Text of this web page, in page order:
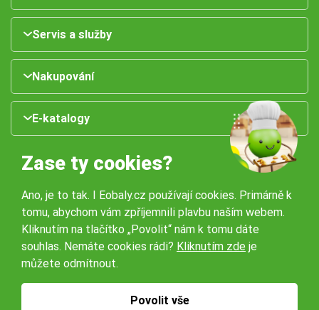
Servis a služby
Nakupování
E-katalogy
Naše pobočky:
Obchodní podmínky
Zase ty cookies?
Ano, je to tak. I Eobaly.cz používají cookies. Primárně k
tomu, abychom vám zpříjemnili plavbu naším webem.
Kliknutím na tlačítko „Povolit“ nám k tomu dáte
souhlas. Nemáte cookies rádi? Kliknutím zde je
můžete odmítnout.
Povolit vše